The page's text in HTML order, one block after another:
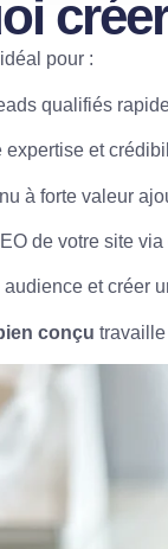
pour :
qualifiés
expertise et
à forte valeur
de votre site
audience et créer
conçu